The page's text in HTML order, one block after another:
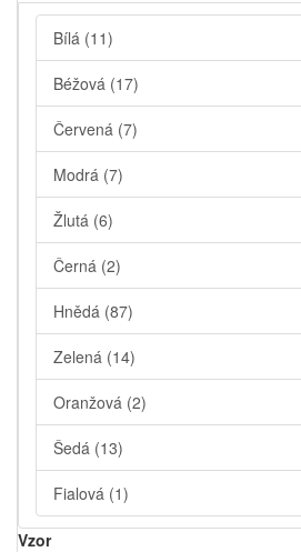
Bílá (11)
Béžová (17)
Červená (7)
Modrá (7)
Žlutá (6)
Černá (2)
Hnědá (87)
Zelená (14)
Oranžová (2)
Šedá (13)
Fialová (1)
Vzor